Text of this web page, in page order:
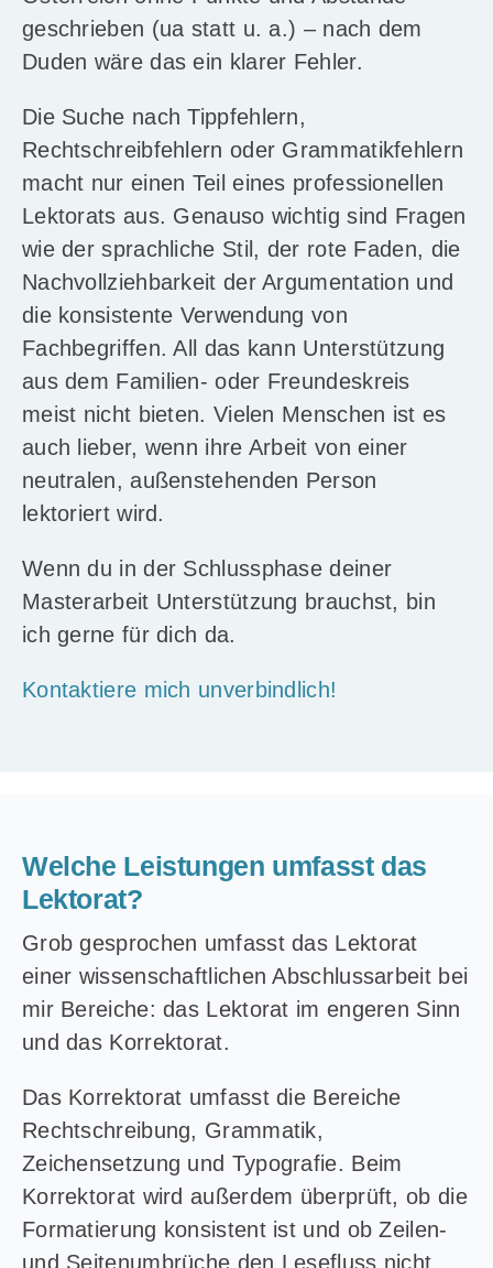
geschrieben (ua statt u. a.) – nach dem
Duden wäre das ein klarer Fehler.
Die Suche nach Tippfehlern,
Rechtschreibfehlern oder Grammatikfehlern
macht nur einen Teil eines professionellen
Lektorats aus. Genauso wichtig sind Fragen
wie der sprachliche Stil, der rote Faden, die
Nachvollziehbarkeit der Argumentation und
die konsistente Verwendung von
Fachbegriffen. All das kann Unterstützung
aus dem Familien- oder Freundeskreis
meist nicht bieten. Vielen Menschen ist es
auch lieber, wenn ihre Arbeit von einer
neutralen, außenstehenden Person
lektoriert wird.
Wenn du in der Schlussphase deiner
Masterarbeit Unterstützung brauchst, bin
ich gerne für dich da.
Kontaktiere mich unverbindlich!
Welche Leistungen umfasst das
Lektorat?
Grob gesprochen umfasst das Lektorat
einer wissenschaftlichen Abschlussarbeit bei
mir Bereiche: das Lektorat im engeren Sinn
und das Korrektorat.
Das Korrektorat umfasst die Bereiche
Rechtschreibung, Grammatik,
Zeichensetzung und Typografie. Beim
Korrektorat wird außerdem überprüft, ob die
Formatierung konsistent ist und ob Zeilen-
und Seitenumbrüche den Lesefluss nicht